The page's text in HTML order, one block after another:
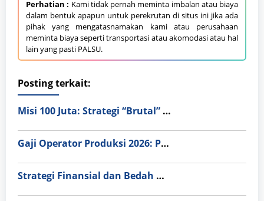
Perhatian : Kami tidak pernah meminta imbalan atau biaya
dalam bentuk apapun untuk perekrutan di situs ini jika ada
pihak yang mengatasnamakan kami atau perusahaan
meminta biaya seperti transportasi atau akomodasi atau hal
lain yang pasti PALSU.
Posting terkait:
Misi 100 Juta: Strategi “Brutal” Menabung dari Gaji Magang di Jepang
Gaji Operator Produksi 2026: Pilih PT Astra Honda Motor (AHM) atau Manufaktur di Jepang?
Strategi Finansial dan Bedah Gaji Karyawan PT Astra Honda Motor (AHM)